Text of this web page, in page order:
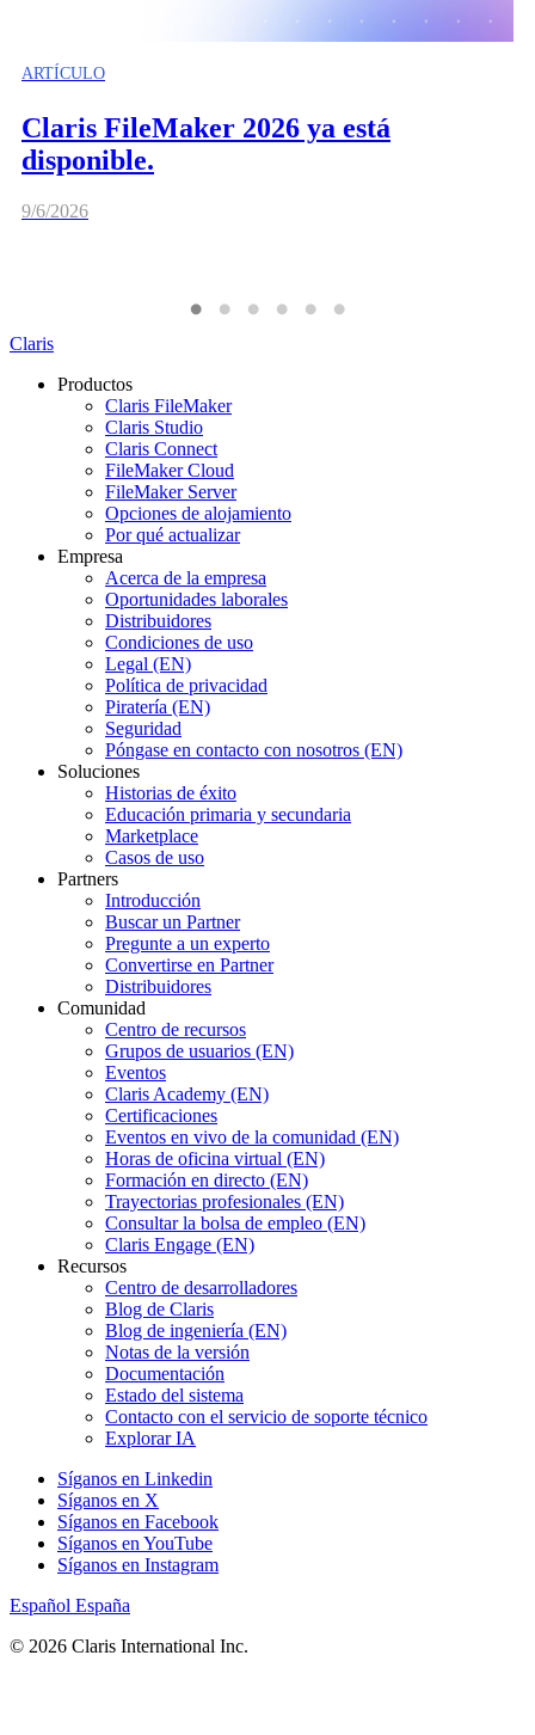
ARTÍCULO
Claris FileMaker 2026 ya está
disponible.
9/6/2026
Claris
Productos
Claris FileMaker
Claris Studio
Claris Connect
FileMaker Cloud
FileMaker Server
Opciones de alojamiento
Por qué actualizar
Empresa
Acerca de la empresa
Oportunidades laborales
Distribuidores
Condiciones de uso
Legal (EN)
Política de privacidad
Piratería (EN)
Seguridad
Póngase en contacto con nosotros (EN)
Soluciones
Historias de éxito
Educación primaria y secundaria
Marketplace
Casos de uso
Partners
Introducción
Buscar un Partner
Pregunte a un experto
Convertirse en Partner
Distribuidores
Comunidad
Centro de recursos
Grupos de usuarios (EN)
Eventos
Claris Academy (EN)
Certificaciones
Eventos en vivo de la comunidad (EN)
Horas de oficina virtual (EN)
Formación en directo (EN)
Trayectorias profesionales (EN)
Consultar la bolsa de empleo (EN)
Claris Engage (EN)
Recursos
Centro de desarrolladores
Blog de Claris
Blog de ingeniería (EN)
Notas de la versión
Documentación
Estado del sistema
Contacto con el servicio de soporte técnico
Explorar IA
Síganos en Linkedin
Síganos en X
Síganos en Facebook
Síganos en YouTube
Síganos en Instagram
Español España
© 2026 Claris International Inc.